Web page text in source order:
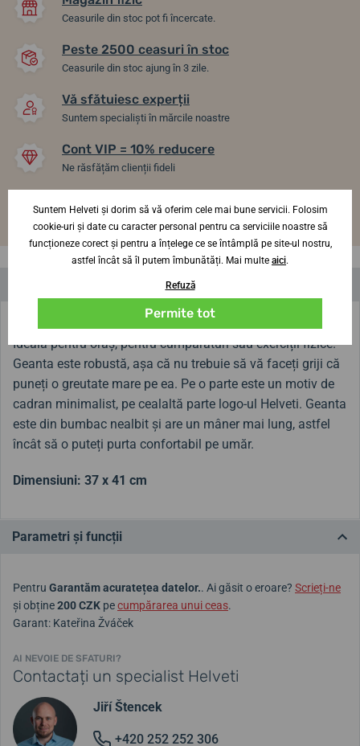
Ceasurile din stoc pot fi încercate.
Peste 2500 ceasuri în stoc
Ceasurile din stoc ajung în 3 zile.
Vă sfătuiesc experții
Suntem specialiști în mărcile noastre
Cont VIP = 10% reducere
Ne răsfățăm clienții fideli
La toate produsele de la 1470 lei.
Geantă practică din pânză cu un motiv de ceas pe spate.
Ideală pentru oraș, pentru cumpărături sau exerciții fizice.
Geanta este robustă, așa că nu trebuie să vă faceți griji că
puneți o greutate mare pe ea. Pe o parte este un motiv de
cadran minimalist, pe cealaltă parte logo-ul Helveti. Geanta
este din bumbac nealbit și are un mâner mai lung, astfel
încât să o puteți purta confortabil pe umăr.
Dimensiuni: 37 x 41 cm
Parametri și funcții
Pentru Garantăm acuratețea datelor.. Ai găsit o eroare? Scrieți-ne
și obține200 CZK pecumpărarea unui ceas.
Garant: Kateřina Žváček
AI NEVOIE DE SFATURI?
Contactați un specialist Helveti
Jiří Štencek
+420 252 252 306
Suntem Helveti și dorim să vă oferim cele mai bune servicii. Folosim
cookie-uri și date cu caracter personal pentru ca serviciile noastre să
funcționeze corect și pentru a înțelege ce se întâmplă pe site-ul nostru,
astfel încât să îl putem îmbunătăți. Mai multe aici.
Refuză
Permite tot